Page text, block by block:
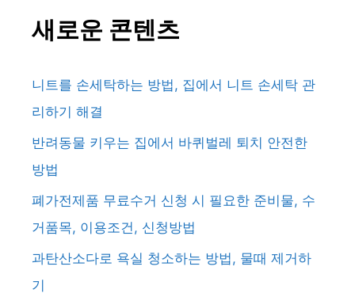
새로운 콘텐츠
니트를 손세탁하는 방법, 집에서 니트 손세탁 관
리하기 해결
반려동물 키우는 집에서 바퀴벌레 퇴치 안전한
방법
폐가전제품 무료수거 신청 시 필요한 준비물, 수
거품목, 이용조건, 신청방법
과탄산소다로 욕실 청소하는 방법, 물때 제거하
기